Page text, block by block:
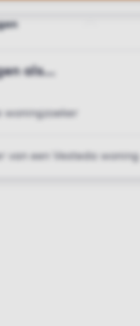
als...
woningzoeker
van een Vesteda woning